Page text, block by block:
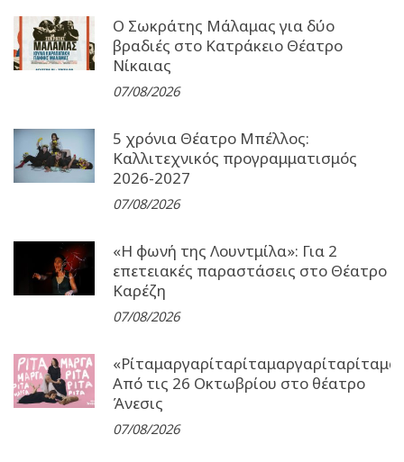
Ο Σωκράτης Μάλαμας για δύο
βραδιές στο Κατράκειο Θέατρο
Νίκαιας
07/08/2026
5 χρόνια Θέατρο Μπέλλος:
Καλλιτεχνικός προγραμματισμός
2026-2027
07/08/2026
«Η φωνή της Λουντμίλα»: Για 2
επετειακές παραστάσεις στο Θέατρο
Καρέζη
07/08/2026
Από τις 26 Οκτωβρίου στο θέατρο
Άνεσις
07/08/2026